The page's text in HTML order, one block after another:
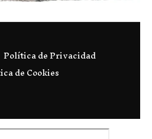
Política de Privacidad
de Cookies